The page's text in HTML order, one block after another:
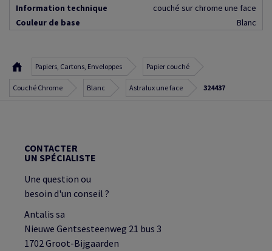
Information technique
couché sur chrome une face
Couleur de base
Blanc
Papiers, Cartons, Enveloppes Papier couché
Couché Chrome Blanc Astralux une face 324437
CONTACTER
UN SPÉCIALISTE
Une question ou
besoin d'un conseil ?
Antalis sa
Nieuwe Gentsesteenweg 21 bus 3
1702 Groot-Bijgaarden